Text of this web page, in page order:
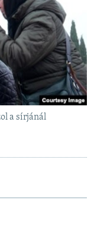
a sírjánál